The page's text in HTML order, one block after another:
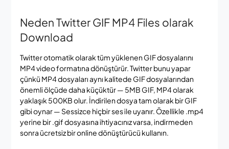
Neden Twitter GIF MP4 Files olarak
Download
Twitter otomatik olarak tüm yüklenen GIF dosyalarını
MP4 video formatına dönüştürür. Twitter bunu yapar
çünkü MP4 dosyaları aynı kalitede GIF dosyalarından
önemli ölçüde daha küçüktür — 5MB GIF, MP4 olarak
yaklaşık 500KB olur. İndirilen dosya tam olarak bir GIF
gibi oynar — Sessizce hiçbir ses ile uyanır. Özellikle .mp4
yerine bir .gif dosyasına ihtiyacınız varsa, indirmeden
sonra ücretsiz bir online dönüştürücü kullanın.